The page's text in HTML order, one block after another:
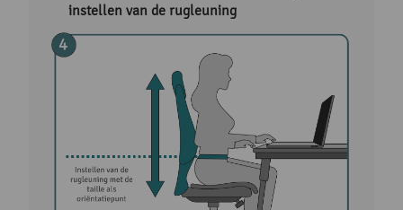
instellen van de rugleuning